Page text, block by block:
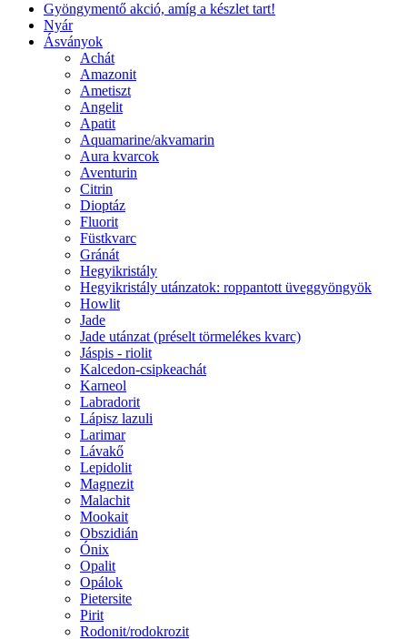
Gyöngymentő akció, amíg a készlet tart!
Nyár
Ásványok
Achát
Amazonit
Ametiszt
Angelit
Apatit
Aquamarine/akvamarin
Aura kvarcok
Aventurin
Citrin
Dioptáz
Fluorit
Füstkvarc
Gránát
Hegyikristály
Hegyikristály utánzatok: roppantott üveggyöngyök
Howlit
Jade
Jade utánzat (préselt törmelékes kvarc)
Jáspis - riolit
Kalcedon-csipkeachát
Karneol
Labradorit
Lápisz lazuli
Larimar
Lávakő
Lepidolit
Magnezit
Malachit
Mookait
Obszidián
Ónix
Opalit
Opálok
Pietersite
Pirit
Rodonit/rodokrozit